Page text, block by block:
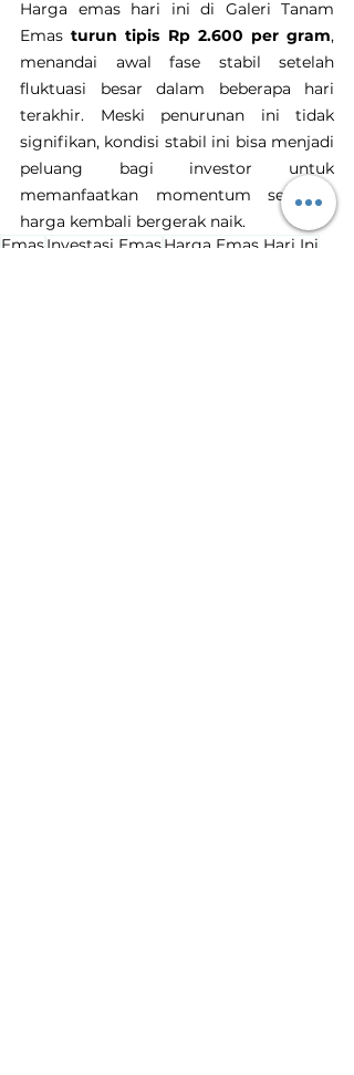
Harga emas hari ini di Galeri Tanam
Emas turun tipis Rp 2.600 per gram,
menandai awal fase stabil setelah
fluktuasi besar dalam beberapa hari
terakhir. Meski penurunan ini tidak
signifikan, kondisi stabil ini bisa menjadi
peluang bagi investor untuk
memanfaatkan momentum sebelum
harga kembali bergerak naik.
EmasInvestasi EmasHarga Emas Hari Ini